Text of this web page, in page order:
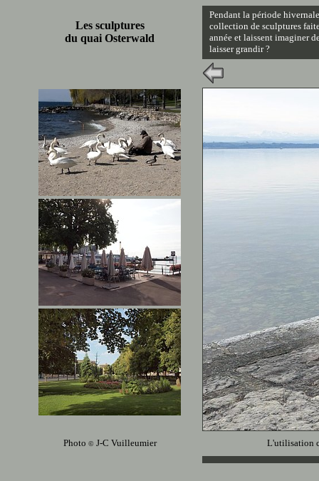
Les sculptures
du quai Osterwald
Pendant la période
collection de sculptures
année et laissent imaginer
laisser grandir ?
Photo © J-C Vuilleumier L'utilisation